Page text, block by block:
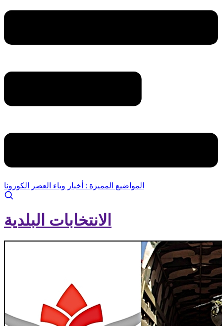
المواضيع المميزة : أخبار وباء العصر الكورونا
الانتخابات البلدية